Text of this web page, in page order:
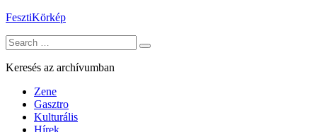
Skip
content
FesztiKörkép
Search
for:
Keresés az archívumban
Zene
Gasztro
Kulturális
Hírek